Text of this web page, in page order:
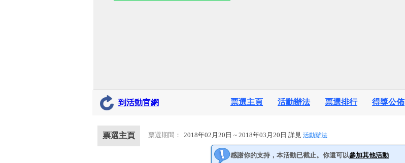
到活動官網 票選主頁 活動辦法 票選排行 得獎公佈
票選主頁 票選期間： 2018年02月20日 ~ 2018年03月20日 詳見 活動辦法
感謝你的支持，本活動已截止。你還可以參加其他活動